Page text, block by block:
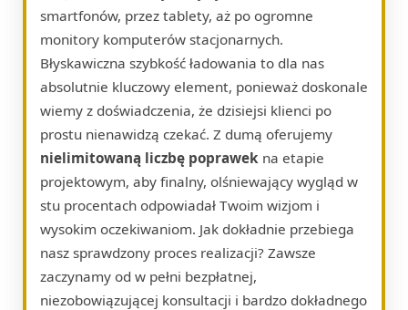
smartfonów, przez tablety, aż po ogromne
monitory komputerów stacjonarnych.
Błyskawiczna szybkość ładowania to dla nas
absolutnie kluczowy element, ponieważ doskonale
wiemy z doświadczenia, że dzisiejsi klienci po
prostu nienawidzą czekać. Z dumą oferujemy
nielimitowaną liczbę poprawek na etapie
projektowym, aby finalny, olśniewający wygląd w
stu procentach odpowiadał Twoim wizjom i
wysokim oczekiwaniom. Jak dokładnie przebiega
nasz sprawdzony proces realizacji? Zawsze
zaczynamy od w pełni bezpłatnej,
niezobowiązującej konsultacji i bardzo dokładnego